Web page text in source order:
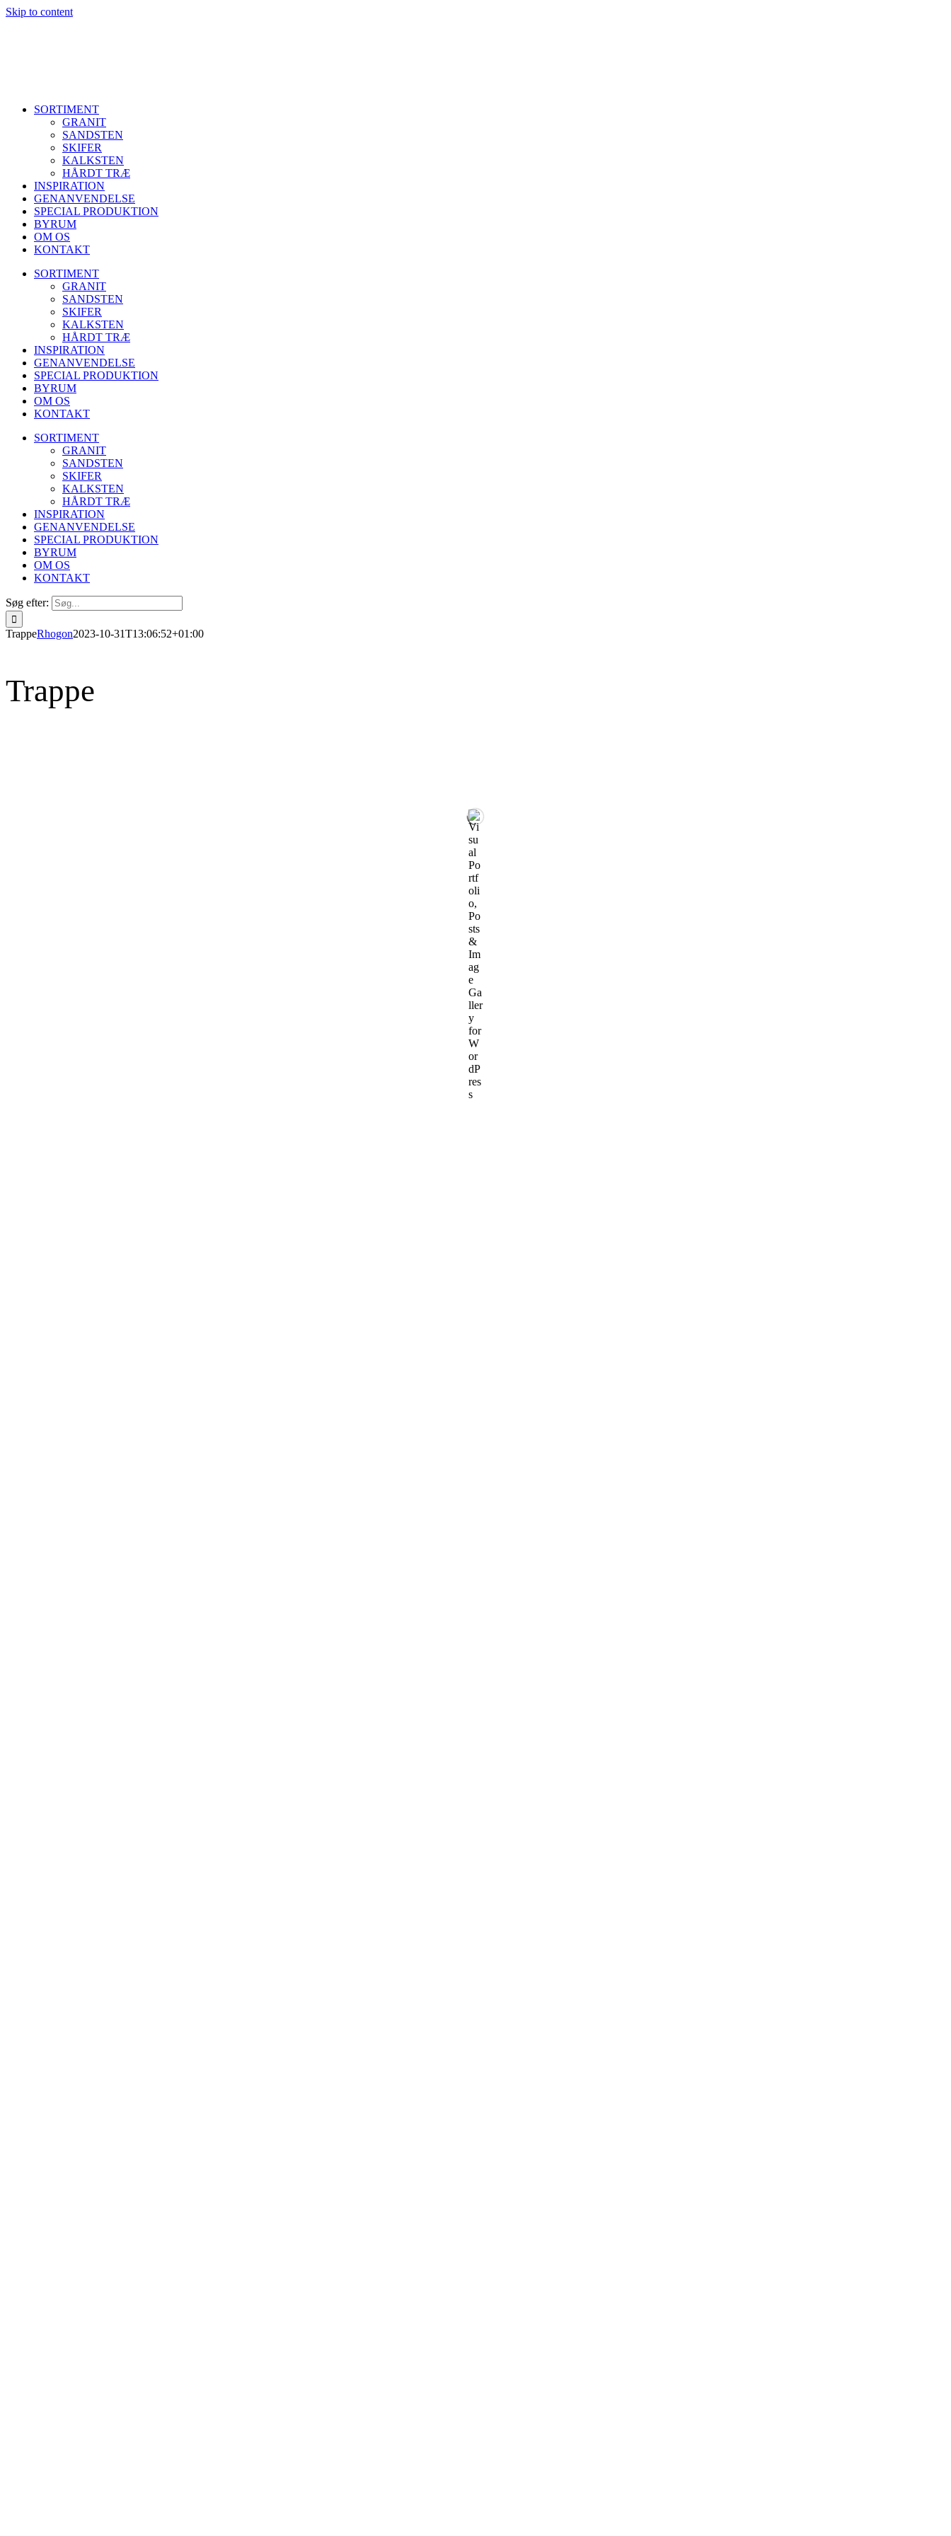
Skip to content
SORTIMENT
GRANIT
SANDSTEN
SKIFER
KALKSTEN
HÅRDT TRÆ
INSPIRATION
GENANVENDELSE
SPECIAL PRODUKTION
BYRUM
OM OS
KONTAKT
SORTIMENT
GRANIT
SANDSTEN
SKIFER
KALKSTEN
HÅRDT TRÆ
INSPIRATION
GENANVENDELSE
SPECIAL PRODUKTION
BYRUM
OM OS
KONTAKT
SORTIMENT
GRANIT
SANDSTEN
SKIFER
KALKSTEN
HÅRDT TRÆ
INSPIRATION
GENANVENDELSE
SPECIAL PRODUKTION
BYRUM
OM OS
KONTAKT
Søg efter:
TrappeRhogon2023-10-31T13:06:52+01:00
Trappe